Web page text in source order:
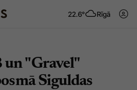
22.6° Rīgā
Pieslēgties
"Gravel"
Siguldas